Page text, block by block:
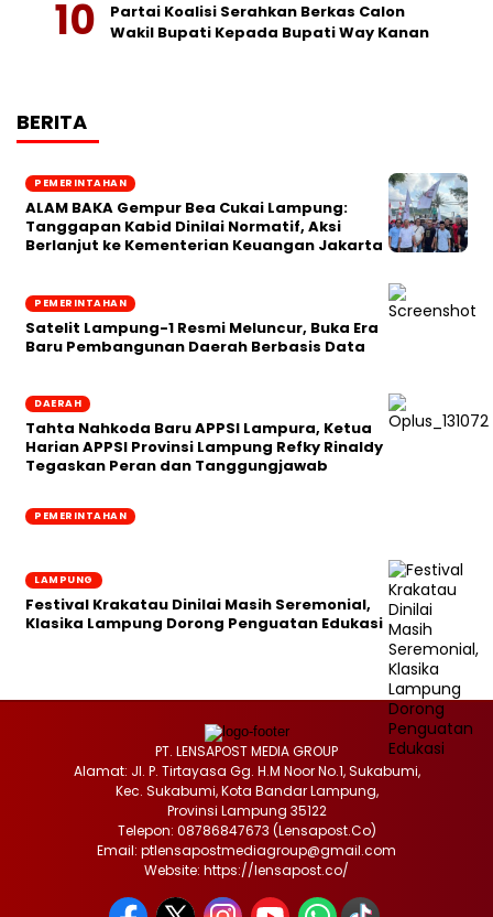
Partai Koalisi Serahkan Berkas Calon
Wakil Bupati Kepada Bupati Way Kanan
BERITA
PEMERINTAHAN
ALAM BAKA Gempur Bea Cukai Lampung:
Tanggapan Kabid Dinilai Normatif, Aksi
Berlanjut ke Kementerian Keuangan Jakarta
PEMERINTAHAN
Satelit Lampung-1 Resmi Meluncur, Buka Era
Baru Pembangunan Daerah Berbasis Data
DAERAH
Tahta Nahkoda Baru APPSI Lampura, Ketua
Harian APPSI Provinsi Lampung Refky Rinaldy
Tegaskan Peran dan Tanggungjawab
PEMERINTAHAN
LAMPUNG
Festival Krakatau Dinilai Masih Seremonial,
Klasika Lampung Dorong Penguatan Edukasi
PT. LENSAPOST MEDIA GROUP
Alamat: Jl. P. Tirtayasa Gg. H.M Noor No.1, Sukabumi,
Kec. Sukabumi, Kota Bandar Lampung,
Provinsi Lampung 35122
Telepon: 08786847673 (Lensapost.Co)
Email: ptlensapostmediagroup@gmail.com
Website: https://lensapost.co/